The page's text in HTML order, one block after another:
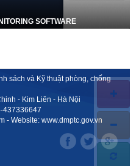
SOFTWARE
sách và Kỹ thuật phòng, chống
- Kim Liên - Hà Nội
437336647
- Website: www.dmptc.gov.vn